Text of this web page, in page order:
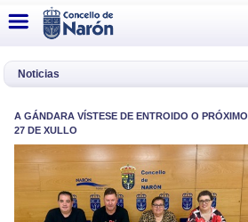
Noticias
A GÁNDARA VÍSTESE DE ENTROIDO O PRÓXIMO
27 DE XULLO